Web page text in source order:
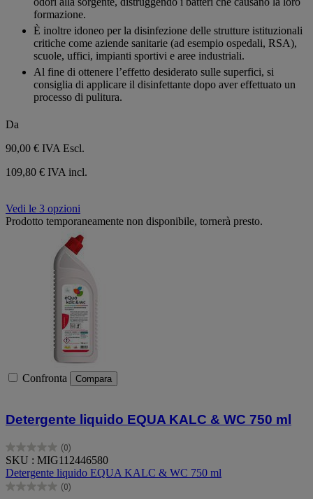
formazione.
È inoltre idoneo per la disinfezione delle strutture istituzionali
critiche come aziende sanitarie (ad esempio ospedali, RSA),
scuole, uffici, impianti sportivi e aree industriali.
Al fine di ottenere l’effetto desiderato sulle superfici, si
consiglia di applicare il disinfettante dopo aver effettuato un
processo di pulitura.
Da
90,00 € IVA Escl.
109,80 € IVA incl.
Vedi le 3 opzioni
Prodotto temporaneamente non disponibile, tornerà presto.
Confronta Compara
Detergente liquido EQUA KALC & WC 750 ml
(0)
0.0
su
5
stelle.
SKU : MIG112446580
Detergente liquido EQUA KALC & WC 750 ml
(0)
0.0